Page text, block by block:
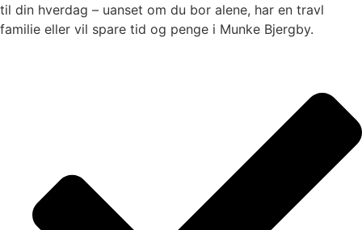
til din hverdag – uanset om du bor alene, har en travl
familie eller vil spare tid og penge i Munke Bjergby.